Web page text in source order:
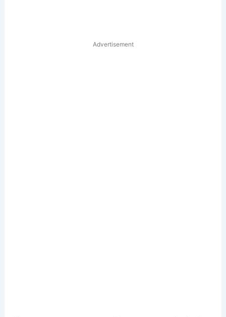
Advertisement